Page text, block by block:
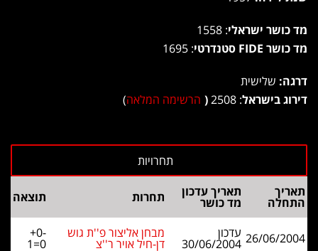
מד כושר ישראלי: 1558
מד כושר FIDE סטנדרטי
: 1695
דרגה: שלישית
דירוג בישראל: 2508
( הרשימה המלאה)
תאריך
התחלה
תאריך עדכון
מד כושר תחרות תוצאה
26/06/2004 עדכון
30/06/2004
מבחן אליצור פ''ת גוש
דן-חיל אויר ר''צ
+0-
1=0